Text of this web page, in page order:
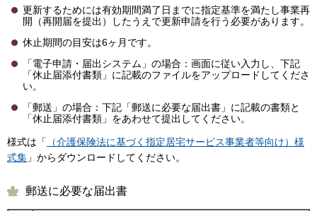
更新するためには有効期間満了日までに指定基準を満たし事業再
開（再開届を提出）したうえで更新申請を行う必要があります。
休止期間の目安は6ヶ月です。
「電子申請・届出システム」の場合：画面に従い入力し、下記
「休止届添付書類」に記載のファイルをアップロードしてくださ
い。
「郵送」の場合：下記「郵送に必要な届出書」に記載の書類と
「休止届添付書類」をあわせて提出してください。
様式は「
（介護保険法に基づく指定居宅サービス事業者等向け）様
式集 」からダウンロードしてください。
郵送に必要な届出書